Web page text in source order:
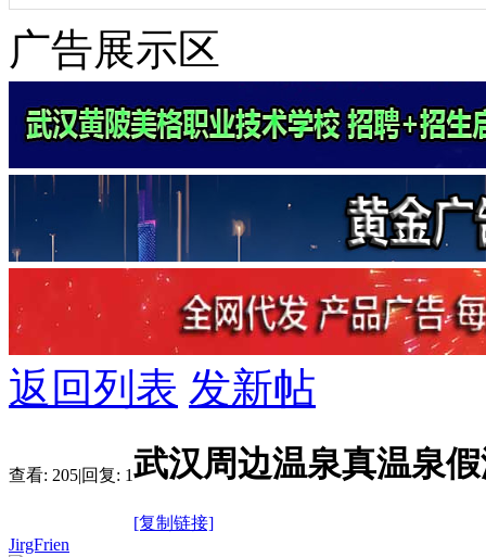
广告展示区
返回列表 发新帖
查看: 205|回复: 1武汉周边温泉真温泉
[复制链接]
JirgFrien